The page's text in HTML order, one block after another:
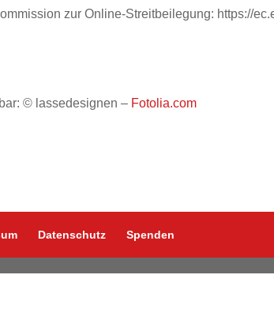
zur Online-Streitbeilegung: https://
© lassedesignen – Fotolia.com
Datenschutz Spenden